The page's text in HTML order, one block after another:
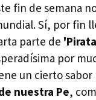
fin de semana
Sí, por fin
parte de
por
un cierto
nuestra Pe,